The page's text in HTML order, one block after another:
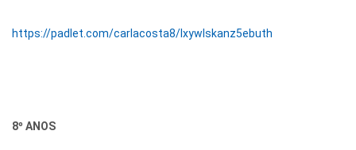
https://padlet.com/carlacosta8/lxywlskanz5ebuth
8º ANOS